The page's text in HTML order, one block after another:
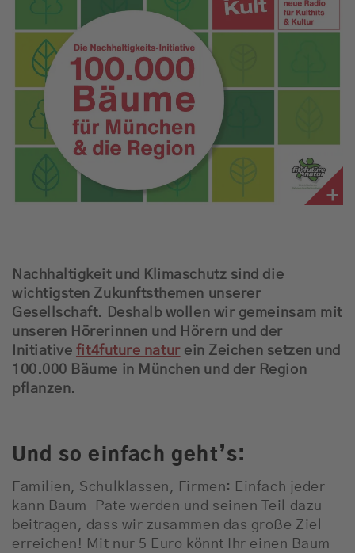
Empfang
Webradio
Moderatoren
Team
Werbung
Nachhaltigkeit und Klimaschutz sind die
wichtigsten Zukunftsthemen unserer
Gesellschaft. Deshalb wollen wir gemeinsam mit
unseren Hörerinnen und Hörern und der
Initiative fit4future naturein Zeichen setzen und
100.000 Bäume in München und der Region
pflanzen.
Und so einfach geht’s:
Familien, Schulklassen, Firmen: Einfach jeder
kann Baum-Pate werden und seinen Teil dazu
beitragen, dass wir zusammen das große Ziel
erreichen! Mit nur 5 Euro könnt Ihr einen Baum